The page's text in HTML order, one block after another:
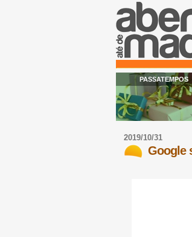
PASSATEMPOS
2019/10/31
Google